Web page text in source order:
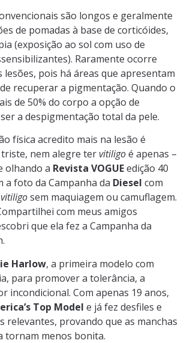
são longos e geralmente
de pomadas à base de corticóides,
(exposição ao sol com uso de
Raramente ocorre
lesões, pois há áreas que apresentam
recuperar a pigmentação. Quando o
de 50% do corpo a opção de
a despigmentação total da pele.
física acredito mais na lesão é
nem alegre tervitiligoé apenas –
olhando a Revista VOGUEedição 40
a foto da Campanha da Diesel com
vitiligosem maquiagem ou camuflagem.
com meus amigos
que ela fez a Campanha da
Harlow, a primeira modelo com
para promover a tolerância, a
incondicional. Com apenas 19 anos,
Top Model e já fez desfiles e
relevantes, provando que as manchas
tornam menos bonita.